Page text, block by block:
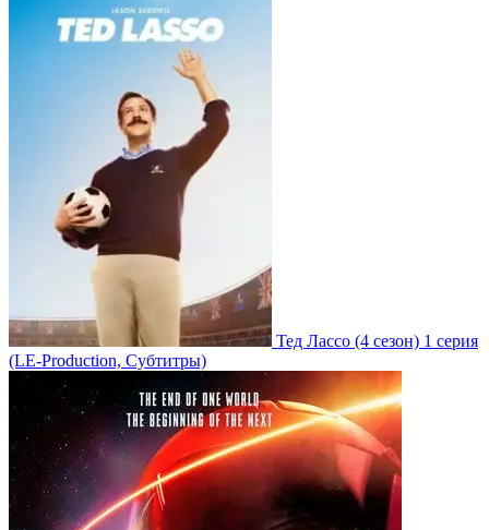
Тед Лассо (4 сезон) 1 серия
(LE-Production, Субтитры)